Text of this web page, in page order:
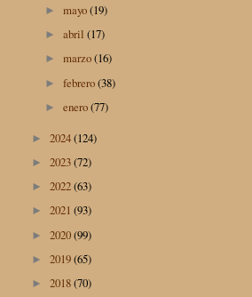
►mayo(19)
►abril(17)
►marzo(16)
►febrero(38)
►enero(77)
► 2024(124)
► 2023(72)
► 2022(63)
► 2021 (93)
► 2020(99)
► 2019(65)
► 2018(70)